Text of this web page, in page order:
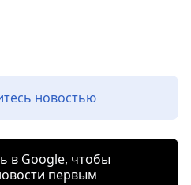
новостью
в Google, чтобы
первым